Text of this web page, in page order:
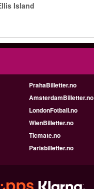
Island
PrahaBilletter.no
AmsterdamBilletter.no
LondonFotball.no
WienBilletter.no
Ticmate.no
Parisbilletter.no